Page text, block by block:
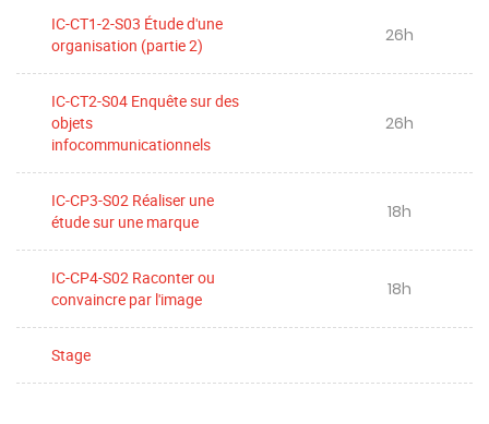
IC-CT1-2-S03 Étude d'une
organisation (partie 2)
26h
IC-CT2-S04 Enquête sur des
objets
infocommunicationnels
26h
IC-CP3-S02 Réaliser une
étude sur une marque
18h
IC-CP4-S02 Raconter ou
convaincre par l'image
18h
Stage